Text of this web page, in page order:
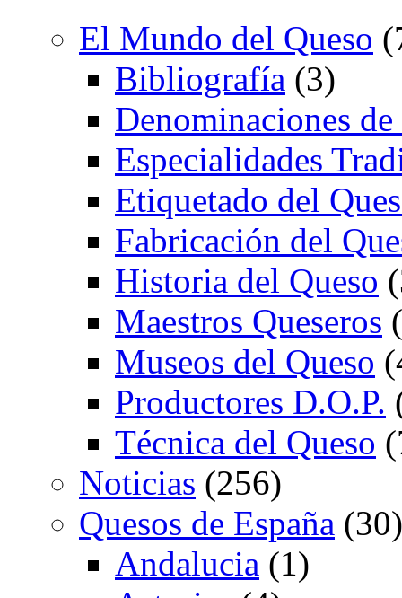
El Mundo del Queso
Bibliografía (3)
Denominaciones
Especialidades
Etiquetado del
Fabricación del
Historia del Queso
Maestros Queseros
Museos del Queso
Productores D.O.P.
Técnica del Queso
Noticias (256)
Quesos de España (30)
Andalucia (1)